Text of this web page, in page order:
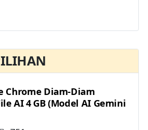
Chrome Diam-Diam
AI 4 GB (Model AI Gemini